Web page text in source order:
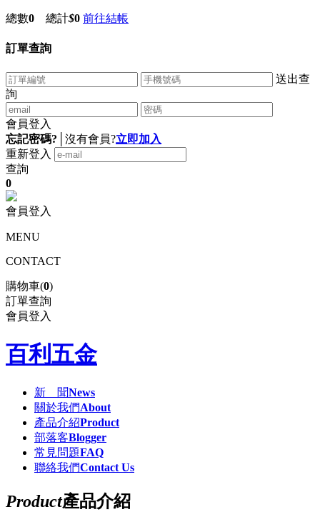
總數0 總計$0 前往結帳
訂單查詢
送出查
詢
會員登入
忘記密碼?
沒有會員?立即加入
重新登入
查詢
0
會員登入
MENU
CONTACT
購物車(0)
訂單查詢
會員登入
百利五金
新 聞News
關於我們About
產品介紹Product
部落客Blogger
常見問題FAQ
聯絡我們Contact Us
Product產品介紹